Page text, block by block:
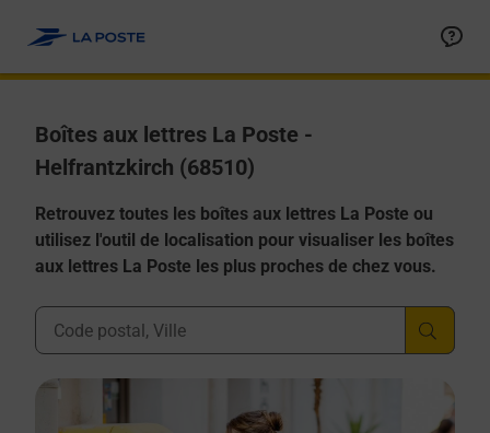
Boîtes aux lettres La Poste -
Helfrantzkirch (68510)
Retrouvez toutes les boîtes aux lettres La Poste ou
utilisez l'outil de localisation pour visualiser les boîtes
aux lettres La Poste les plus proches de chez vous.
Ville, Département, Code Postal